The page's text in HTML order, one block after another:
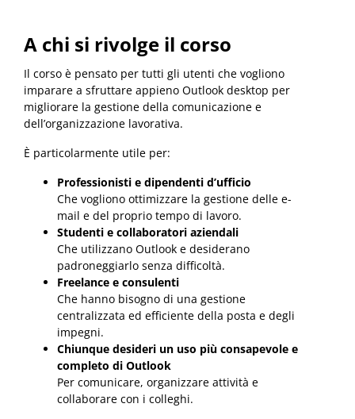
A chi si rivolge il corso
Il corso è pensato per tutti gli utenti che vogliono
imparare a sfruttare appieno Outlook desktop per
migliorare la gestione della comunicazione e
dell’organizzazione lavorativa.
È particolarmente utile per:
Professionisti e dipendenti d’ufficio
Che vogliono ottimizzare la gestione delle e-
mail e del proprio tempo di lavoro.
Studenti e collaboratori aziendali
Che utilizzano Outlook e desiderano
padroneggiarlo senza difficoltà.
Freelance e consulenti
Che hanno bisogno di una gestione
centralizzata ed efficiente della posta e degli
impegni.
Chiunque desideri un uso più consapevole e
completo di Outlook
Per comunicare, organizzare attività e
collaborare con i colleghi.